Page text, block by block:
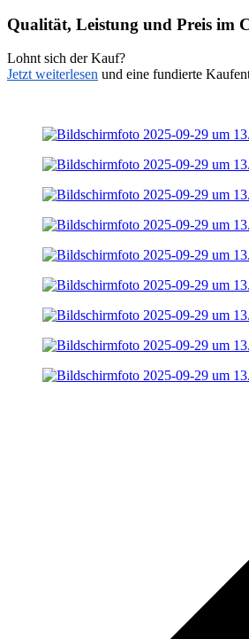
Qualität, Leistung und Preis im
Lohnt sich der Kauf?
Jetzt weiterlesen und eine fundierte